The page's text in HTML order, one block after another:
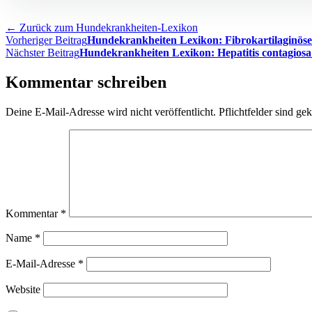
← Zurück zum Hundekrankheiten-Lexikon
Beitragsnavigation
Vorheriger BeitragHundekrankheiten Lexikon:
Nächster BeitragHundekrankheiten Lexikon: Hepatitis
Kommentar schreiben
Deine E-Mail-Adresse wird nicht veröffentlicht. Pflichtfelder sind
Kommentar *
Name *
E-Mail-Adresse *
Website